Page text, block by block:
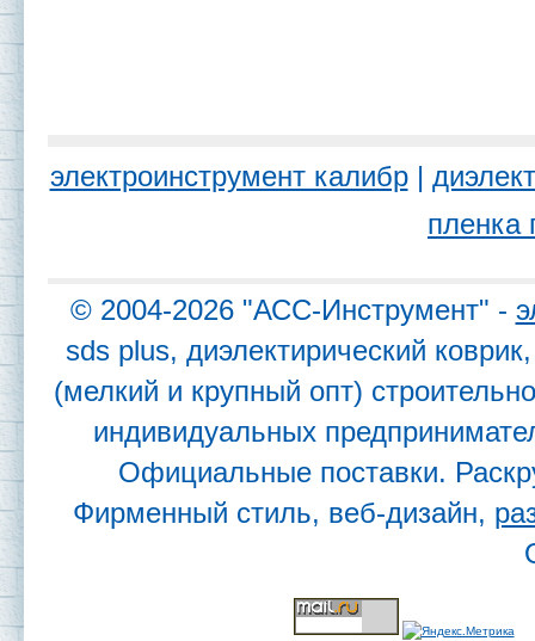
электроинструмент калибр|
пленка
© 2004-2026 "АСС-Инструмент" -
sds plus, диэлектирический
(мелкий и крупный опт)
индивидуальных
Официальные поставки.
Фирменный стиль, веб-дизайн,